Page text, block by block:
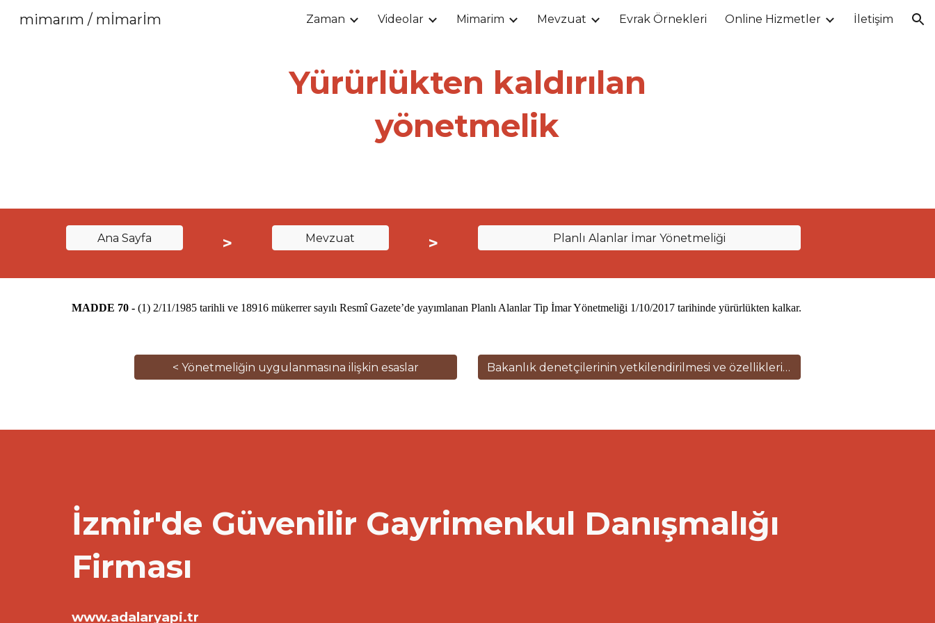
Skip to main content Skip to navigation
mimarım / mİmarİm Zaman Videolar Mimarim Mevzuat Evrak Örnekleri Online Hizmetler İletişim
Yürürlükten kaldırılan
yönetmelik
Ana Sayfa > Mevzuat > Planlı Alanlar İmar Yönetmeliği
MADDE 70 -(1) 2/11/1985 tarihli ve 18916 mükerrer sayılı Resmî Gazete’de yayımlanan Planlı Alanlar Tip İmar Yönetmeliği 1/10/2017 tarihinde yürürlükten kalkar.
< Yönetmeliğin uygulanmasına ilişkin esaslar Bakanlık denetçilerinin yetkilendirilmesi ve özellikleri >
İzmir'de Güvenilir Gayrimenkul Danışmalığı
Firması
www.adalaryapi.tr